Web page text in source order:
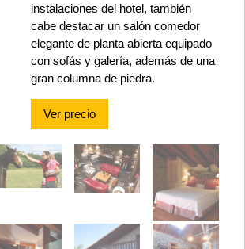
instalaciones del hotel, también
cabe destacar un salón comedor
elegante de planta abierta equipado
con sofás y galería, además de una
gran columna de piedra.
Ver precio